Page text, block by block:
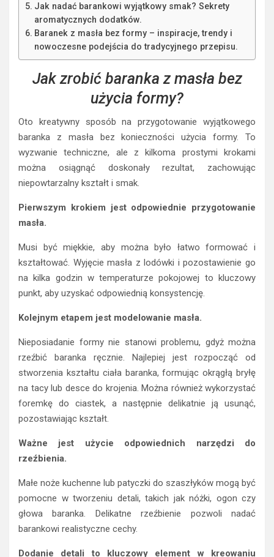
Jak nadać barankowi wyjątkowy smak? Sekrety
aromatycznych dodatków.
Baranek z masła bez formy – inspiracje, trendy i
nowoczesne podejścia do tradycyjnego przepisu.
Jak zrobić baranka z masła bez
użycia formy?
Oto kreatywny sposób na przygotowanie wyjątkowego
baranka z masła bez konieczności użycia formy. To
wyzwanie techniczne, ale z kilkoma prostymi krokami
można osiągnąć doskonały rezultat, zachowując
niepowtarzalny kształt i smak.
Pierwszym krokiem jest odpowiednie przygotowanie
masła.
Musi być miękkie, aby można było łatwo formować i
kształtować. Wyjęcie masła z lodówki i pozostawienie go
na kilka godzin w temperaturze pokojowej to kluczowy
punkt, aby uzyskać odpowiednią konsystencję.
Kolejnym etapem jest modelowanie masła.
Nieposiadanie formy nie stanowi problemu, gdyż można
rzeźbić baranka ręcznie. Najlepiej jest rozpocząć od
stworzenia kształtu ciała baranka, formując okrągłą bryłę
na tacy lub desce do krojenia. Można również wykorzystać
foremkę do ciastek, a następnie delikatnie ją usunąć,
pozostawiając kształt.
Ważne jest użycie odpowiednich narzędzi do
rzeźbienia.
Małe noże kuchenne lub patyczki do szaszłyków mogą być
pomocne w tworzeniu detali, takich jak nóżki, ogon czy
głowa baranka. Delikatne rzeźbienie pozwoli nadać
barankowi realistyczne cechy.
Dodanie detali to kluczowy element w kreowaniu